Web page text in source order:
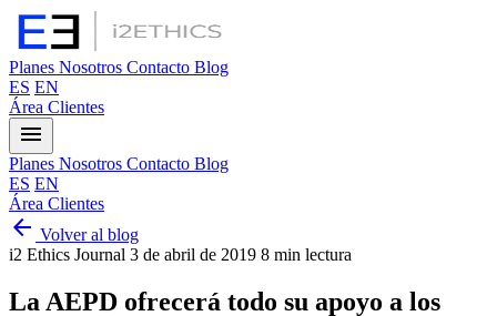
Planes Nosotros Contacto Blog
ES EN
Área Clientes
menu
Planes Nosotros Contacto Blog
ES EN
Área Clientes
arrow_back Volver al blog
i2 Ethics Journal 3 de abril de 2019 8 min lectura
La AEPD ofrecerá todo su apoyo a los